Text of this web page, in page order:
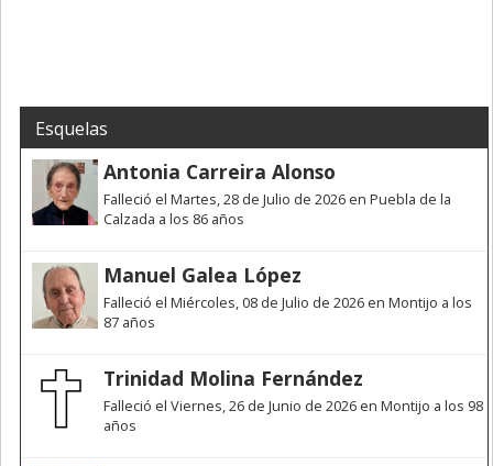
Esquelas
Antonia Carreira Alonso
Falleció el Martes, 28 de Julio de 2026 en Puebla de la
Calzada a los 86 años
Manuel Galea López
Falleció el Miércoles, 08 de Julio de 2026 en Montijo a los
87 años
Trinidad Molina Fernández
Falleció el Viernes, 26 de Junio de 2026 en Montijo a los 98
años